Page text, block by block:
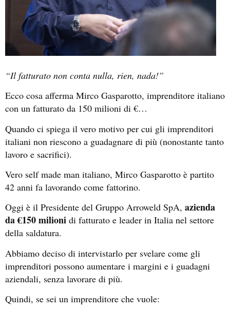
“Il fatturato non conta nulla, rien, nada!”
Ecco cosa afferma Mirco Gasparotto, imprenditore italiano
con un fatturato da 150 milioni di €…
Quando ci spiega il vero motivo per cui gli imprenditori
italiani non riescono a guadagnare di più (nonostante tanto
lavoro e sacrifici).
Vero self made man italiano, Mirco Gasparotto è partito
42 anni fa lavorando come fattorino.
Oggi è il Presidente del Gruppo Arroweld SpA, azienda
da €150 milioni di fatturato e leader in Italia nel settore
della saldatura.
Abbiamo deciso di intervistarlo per svelare come gli
imprenditori possono aumentare i margini e i guadagni
aziendali, senza lavorare di più.
Quindi, se sei un imprenditore che vuole: